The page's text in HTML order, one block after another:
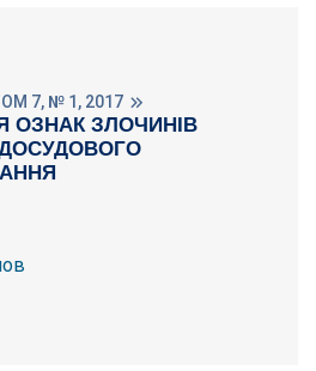
7, № 1, 2017
ОЗНАК ЗЛОЧИНІВ